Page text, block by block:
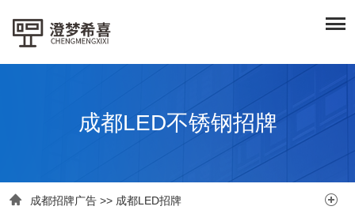
成都LED不锈钢招牌
 成都招牌广告 >> 成都LED招牌 